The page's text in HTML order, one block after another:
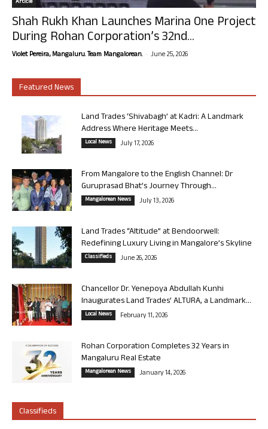
Article
Shah Rukh Khan Launches Marina One Project
During Rohan Corporation’s 32nd...
Violet Pereira, Mangaluru. Team Mangalorean. - June 25, 2026
Featured News
Land Trades ‘Shivabagh’ at Kadri: A Landmark
Address Where Heritage Meets...
Local News July 17, 2026
From Mangalore to the English Channel: Dr
Guruprasad Bhat’s Journey Through...
Mangalorean News July 13, 2026
Land Trades “Altitude” at Bendoorwell:
Redefining Luxury Living in Mangalore’s Skyline
Classifieds June 26, 2026
Chancellor Dr. Yenepoya Abdullah Kunhi
Inaugurates Land Trades’ ALTURA, a Landmark...
Local News February 11, 2026
Rohan Corporation Completes 32 Years in
Mangaluru Real Estate
Mangalorean News January 14, 2026
Classifieds